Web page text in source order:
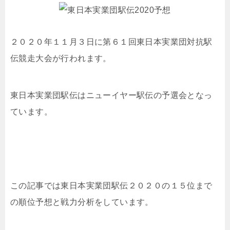
２０２０年１１月３日に第６１回東日本実業団対抗駅
伝競走大会が行われます。
東日本実業団駅伝はニューイヤー駅伝の予選会となっ
ています。
この記事では東日本実業団駅伝２０２０の１５位まで
の順位予想と戦力分析をしています。